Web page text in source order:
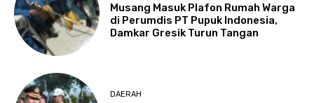
Musang Masuk Plafon Rumah Warga
di Perumdis PT Pupuk Indonesia,
Damkar Gresik Turun Tangan
DAERAH